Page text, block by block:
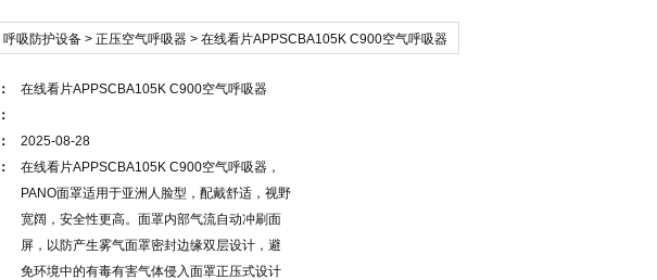
呼吸防护设备 > 正压空气呼吸器 > 在线看片APPSCBA105K C900空气呼吸器
在线看片APPSCBA105K C900空气呼吸器
2025-08-28
在线看片APPSCBA105K C900空气呼吸器，
PANO面罩适用于亚洲人脸型，配戴舒适，视野
宽阔，安全性更高。面罩内部气流自动冲刷面
屏，以防产生雾气面罩密封边缘双层设计，避
免环境中的有毒有害气体侵入面罩正压式设计